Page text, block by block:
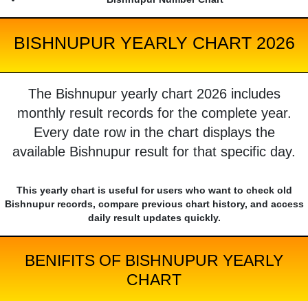
BISHNUPUR YEARLY CHART 2026
The Bishnupur yearly chart 2026 includes
monthly result records for the complete year.
Every date row in the chart displays the
available Bishnupur result for that specific day.
This yearly chart is useful for users who want to check old
Bishnupur records, compare previous chart history, and access
daily result updates quickly.
BENIFITS OF BISHNUPUR YEARLY
CHART